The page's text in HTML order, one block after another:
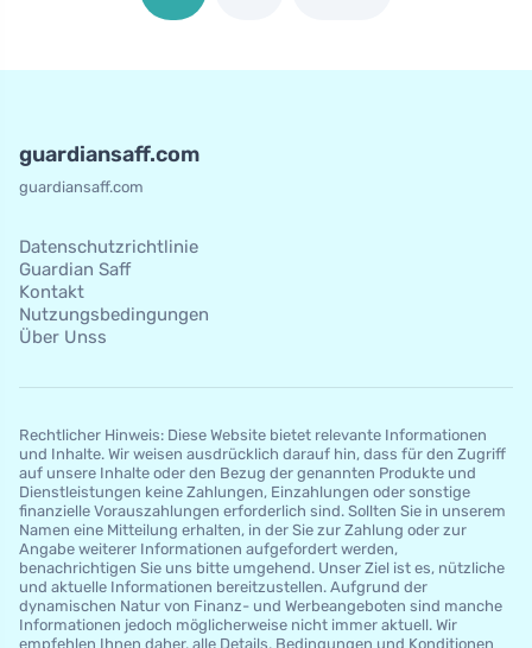
guardiansaff.com
guardiansaff.com
Datenschutzrichtlinie
Guardian Saff
Kontakt
Nutzungsbedingungen
Über Unss
Rechtlicher Hinweis: Diese Website bietet relevante Informationen
und Inhalte. Wir weisen ausdrücklich darauf hin, dass für den Zugriff
auf unsere Inhalte oder den Bezug der genannten Produkte und
Dienstleistungen keine Zahlungen, Einzahlungen oder sonstige
finanzielle Vorauszahlungen erforderlich sind. Sollten Sie in unserem
Namen eine Mitteilung erhalten, in der Sie zur Zahlung oder zur
Angabe weiterer Informationen aufgefordert werden,
benachrichtigen Sie uns bitte umgehend. Unser Ziel ist es, nützliche
und aktuelle Informationen bereitzustellen. Aufgrund der
dynamischen Natur von Finanz- und Werbeangeboten sind manche
Informationen jedoch möglicherweise nicht immer aktuell. Wir
empfehlen Ihnen daher, alle Details, Bedingungen und Konditionen